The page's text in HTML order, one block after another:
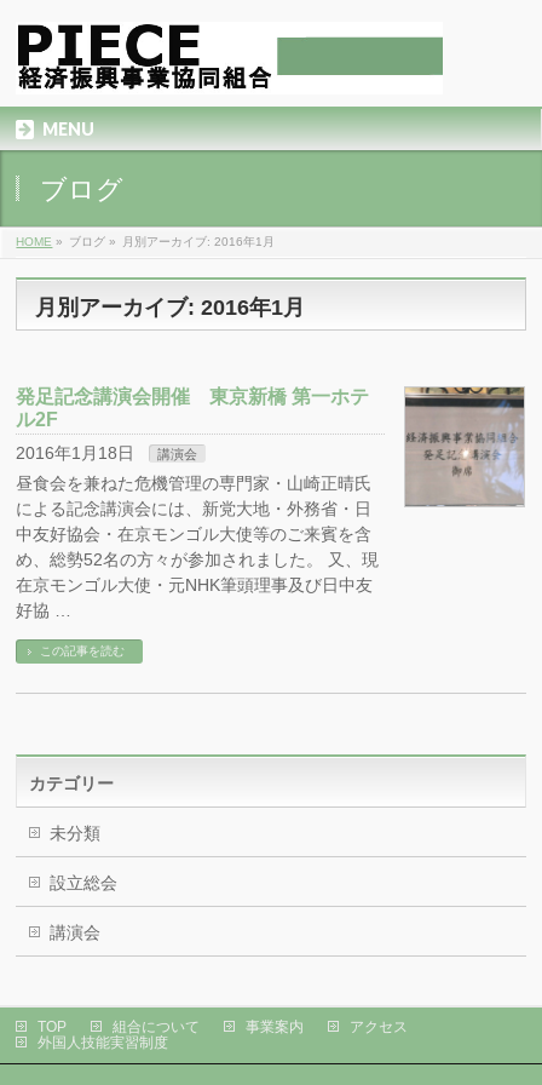
MENU
ブログ
HOME » ブログ » 月別アーカイブ: 2016年1月
月別アーカイブ: 2016年1月
発足記念講演会開催 東京新橋 第一ホテ
ル2F
2016年1月18日 講演会
昼食会を兼ねた危機管理の専門家・山崎正晴氏
による記念講演会には、新党大地・外務省・日
中友好協会・在京モンゴル大使等のご来賓を含
め、総勢52名の方々が参加されました。 又、現
在京モンゴル大使・元NHK筆頭理事及び日中友
好協 …
この記事を読む
カテゴリー
未分類
設立総会
講演会
TOP 組合について 事業案内
アクセス
外国人技能実習制度